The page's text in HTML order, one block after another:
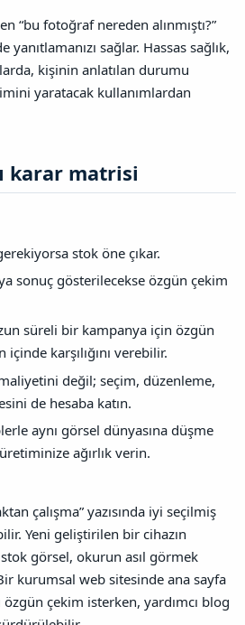
“bu fotoğraf nereden alınmıştı?”
sağlar. Hassas sağlık,
kişinin anlatılan durumu
yaratacak kullanımlardan
karar matrisi​
stok öne çıkar.
sonuç gösterilecekse özgün çekim
süreli bir kampanya için özgün
içinde karşılığını verebilir.
değil; seçim, düzenleme,
de hesaba katın.
aynı görsel dünyasına düşme
ağırlık verin.
çalışma” yazısında iyi seçilmiş
Yeni geliştirilen bir cihazın
görsel, okurun asıl görmek
kurumsal web sitesinde ana sayfa
özgün çekim isterken, yardımcı blog